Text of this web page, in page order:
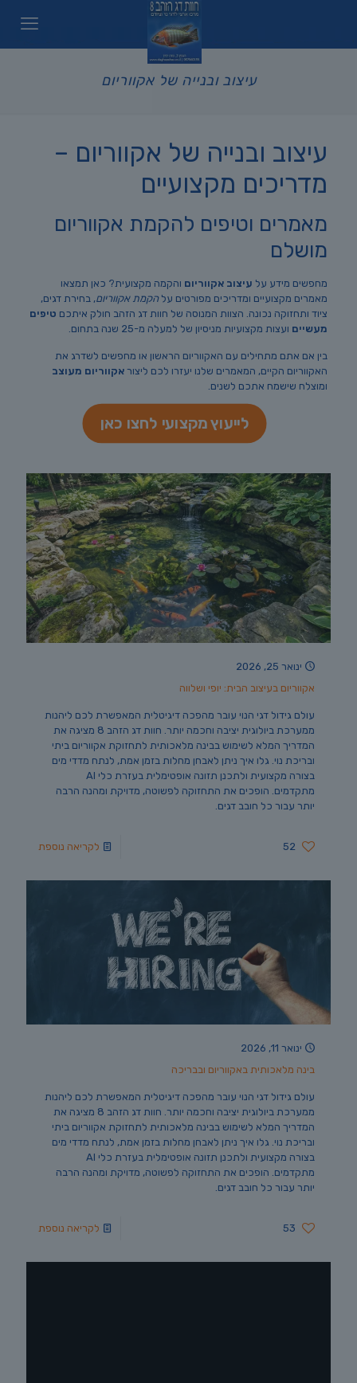
עיצוב ובנייה של אקווריום
עיצוב ובנייה של אקווריום –
מדריכים מקצועיים
מאמרים וטיפים להקמת אקווריום
מושלם
מחפשים מידע על עיצוב אקווריום והקמה מקצועית? כאן תמצאו
מאמרים מקצועיים ומדריכים מפורטים עלהקמת אקווריום, בחירת דגים,
ציוד ותחזוקה נכונה. הצוות המנוסה של חוות דג הזהב חולק איתכם טיפים
מעשיים ועצות מקצועיות מניסיון של למעלה מ-25 שנה בתחום.
בין אם אתם מתחילים עם האקווריום הראשון או מחפשים לשדרג את
האקווריום הקיים, המאמרים שלנו יעזרו לכם ליצור אקווריום מעוצב
ומוצלח שישמח אתכם לשנים.
לייעוץ מקצועי לחצו כאן
ינואר 25, 2026
אקווריום בעיצוב הבית: יופי ושלווה
עולם גידול דגי הנוי עובר מהפכה דיגיטלית המאפשרת לכם ליהנות
ממערכת ביולוגית יציבה וחכמה יותר. חוות דג הזהב 8 מציגה את
המדריך המלא לשימוש בבינה מלאכותית לתחזוקת אקווריום ביתי
ובריכת נוי. גלו איך ניתן לאבחן מחלות בזמן אמת, לנתח מדדי מים
בצורה מקצועית ולתכנן תזונה אופטימלית בעזרת כלי AI
מתקדמים. הופכים את התחזוקה לפשוטה, מדויקת ומהנה הרבה
יותר עבור כל חובב דגים.
52 לקריאה נוספת
ינואר 11, 2026
בינה מלאכותית באקווריום ובבריכה
עולם גידול דגי הנוי עובר מהפכה דיגיטלית המאפשרת לכם ליהנות
ממערכת ביולוגית יציבה וחכמה יותר. חוות דג הזהב 8 מציגה את
המדריך המלא לשימוש בבינה מלאכותית לתחזוקת אקווריום ביתי
ובריכת נוי. גלו איך ניתן לאבחן מחלות בזמן אמת, לנתח מדדי מים
בצורה מקצועית ולתכנן תזונה אופטימלית בעזרת כלי AI
מתקדמים. הופכים את התחזוקה לפשוטה, מדויקת ומהנה הרבה
יותר עבור כל חובב דגים.
53 לקריאה נוספת